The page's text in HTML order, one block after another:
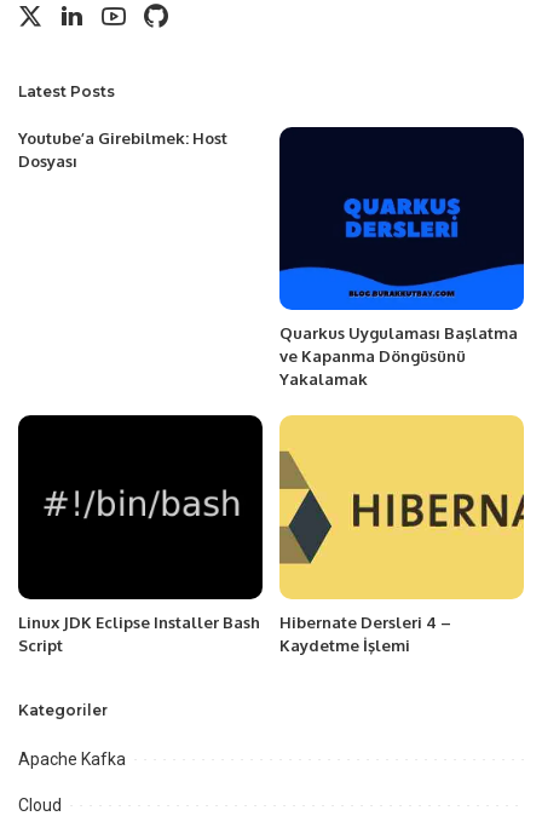
Latest Posts
Youtube’a Girebilmek: Host
Dosyası
Quarkus Uygulaması Başlatma
ve Kapanma Döngüsünü
Yakalamak
Linux JDK Eclipse Installer Bash
Script
Hibernate Dersleri 4 –
Kaydetme İşlemi
Kategoriler
Apache Kafka
Cloud